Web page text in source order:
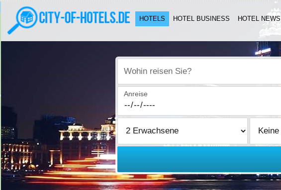
HOTELS HOTEL BUSINESS HOTEL NEWS
Wohin reisen Sie?
Anreise